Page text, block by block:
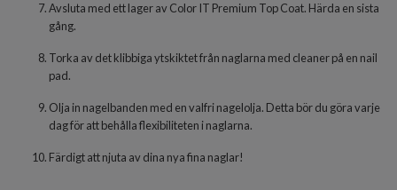
Avsluta med ett lageravColor IT Premium Top Coat. Härda en sista
gång.
Torka av det klibbiga ytskiktet från naglarna med cleaner på en nail
pad.
Olja in nagelbanden med en valfri nagelolja. Detta bör du göra varje
dag för att behålla flexibiliteten i naglarna.
Färdigtatt njuta av dina nya fina naglar!